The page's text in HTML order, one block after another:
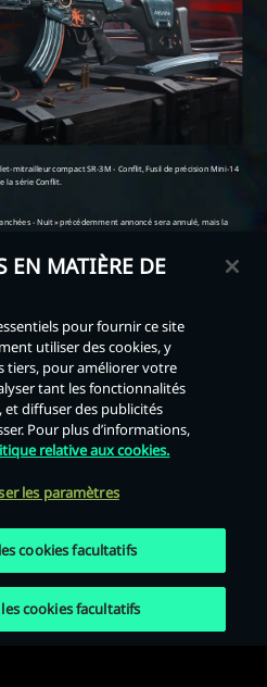
Retour
EN MATIÈRE DE
pour fournir ce site
utiliser des cookies, y
tiers, pour améliorer votre
tant les fonctionnalités
et diffuser des publicités
Pour plus d’informations,
relative aux cookies.
les paramètres
cookies facultatifs
cookies facultatifs